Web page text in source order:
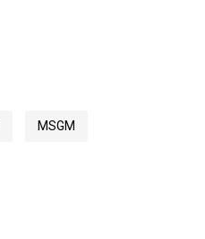
MSGM